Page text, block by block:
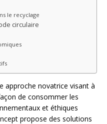
le recyclage
circulaire
approche novatrice visant à
de consommer les
et éthiques
propose des solutions